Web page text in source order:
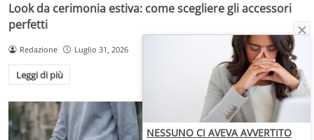
Look da cerimonia estiva: come scegliere gli accessori
perfetti
Redazione Luglio 31, 2026
Leggi di più
NESSUNO CI AVEVA AVVERTITO